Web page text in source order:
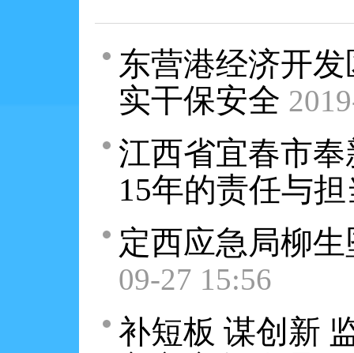
东营港经济开
实干保安全
江西省宜春市
15年的责任与
定西应急局柳
09-27 15:56
补短板 谋创新